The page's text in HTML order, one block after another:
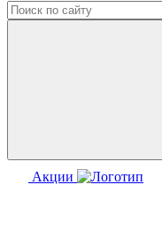
Акции